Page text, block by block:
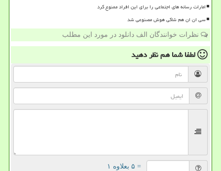
امارات رسانه های اجتماعی را برای این افراد ممنوع کرد
سی ان ان هم شاکی هوش مصنوعی شد
نظرات خوانندگان الف دانلود در مورد این مطلب
لطفا شما همنظر دهید
= ۵ بعلاوه ۱